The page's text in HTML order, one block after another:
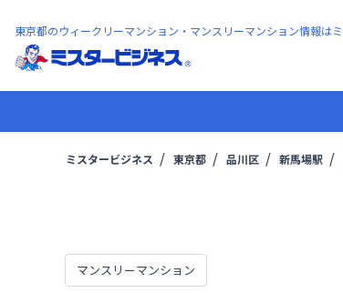
東京都のウィークリーマンション・マンスリーマンション情報は
ミスタービジネス 東京都 品川区 新馬場駅
マンスリーマンション